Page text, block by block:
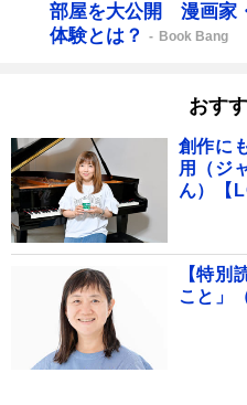
部屋を大公開 漫画家
体験とは？
Book Bang
おす
創作に
用（ジ
ん）【
【特別
こと」